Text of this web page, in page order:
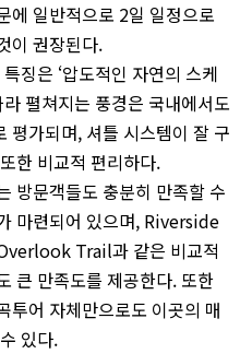
에 일반적으로 2일 일정으로
이 권장된다.
징은 ‘압도적인 자연의 스케
라 펼쳐지는 풍경은 국내에서도
평가되며, 셔틀 시스템이 잘 구
한 비교적 편리하다.
방문객들도 충분히 만족할 수
마련되어 있으며, Riverside
Trail과 같은 비교적
큰 만족도를 제공한다. 또한
투어 자체만으로도 이곳의 매
있다.